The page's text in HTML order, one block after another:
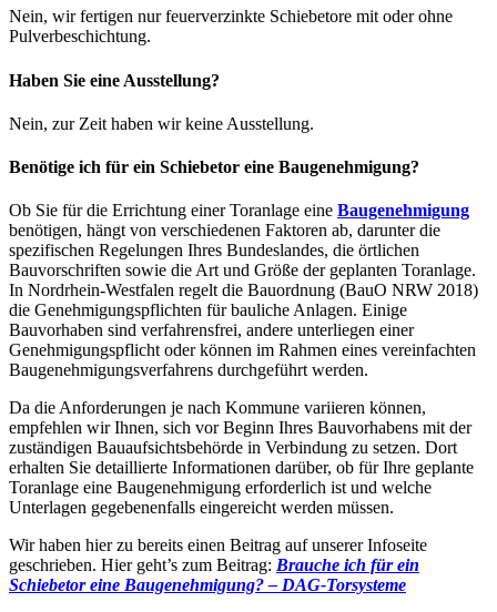
Nein, wir fertigen nur feuerverzinkte Schiebetore mit oder ohne
Pulverbeschichtung.
Haben Sie eine Ausstellung?
Nein, zur Zeit haben wir keine Ausstellung.
Benötige ich für ein Schiebetor eine Baugenehmigung?
Ob Sie für die Errichtung einer Toranlage eine Baugenehmigung
benötigen, hängt von verschiedenen Faktoren ab, darunter die
spezifischen Regelungen Ihres Bundeslandes, die örtlichen
Bauvorschriften sowie die Art und Größe der geplanten Toranlage.
In Nordrhein-Westfalen regelt die Bauordnung (BauO NRW 2018)
die Genehmigungspflichten für bauliche Anlagen. Einige
Bauvorhaben sind verfahrensfrei, andere unterliegen einer
Genehmigungspflicht oder können im Rahmen eines vereinfachten
Baugenehmigungsverfahrens durchgeführt werden.
Da die Anforderungen je nach Kommune variieren können,
empfehlen wir Ihnen, sich vor Beginn Ihres Bauvorhabens mit der
zuständigen Bauaufsichtsbehörde in Verbindung zu setzen. Dort
erhalten Sie detaillierte Informationen darüber, ob für Ihre geplante
Toranlage eine Baugenehmigung erforderlich ist und welche
Unterlagen gegebenenfalls eingereicht werden müssen.
Wir haben hier zu bereits einen Beitrag auf unserer Infoseite
geschrieben. Hier geht’s zum Beitrag: Brauche ich für ein
Schiebetor eine Baugenehmigung? – DAG-Torsysteme